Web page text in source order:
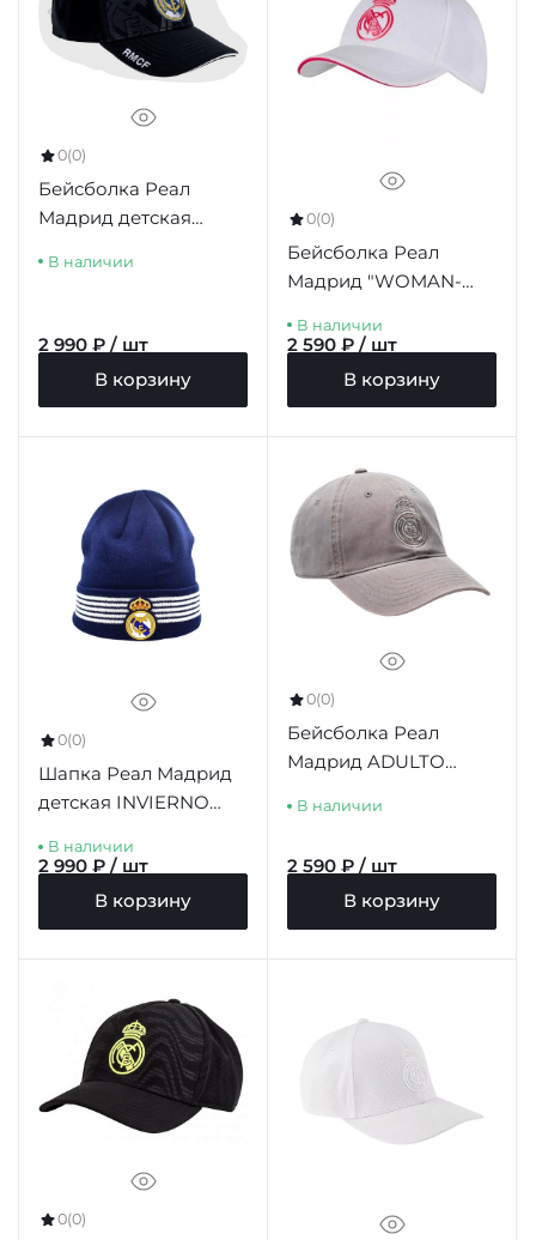
0(0)
Бейсболка Реал
Мадрид детская
В наличии
2 990 ₽ / шт
В корзину
0(0)
Бейсболка Реал
Мадрид "WOMAN-
В наличии
2 590 ₽ / шт
В корзину
0(0)
Шапка Реал Мадрид
детская INVIERNO
В наличии
2 990 ₽ / шт
В корзину
0(0)
Бейсболка Реал
Мадрид ADULTO
В наличии
2 590 ₽ / шт
В корзину
0(0)